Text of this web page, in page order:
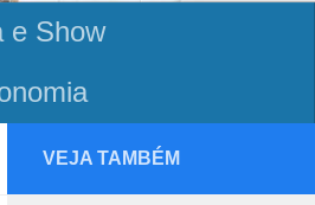
e Show
VEJA TAMBÉM